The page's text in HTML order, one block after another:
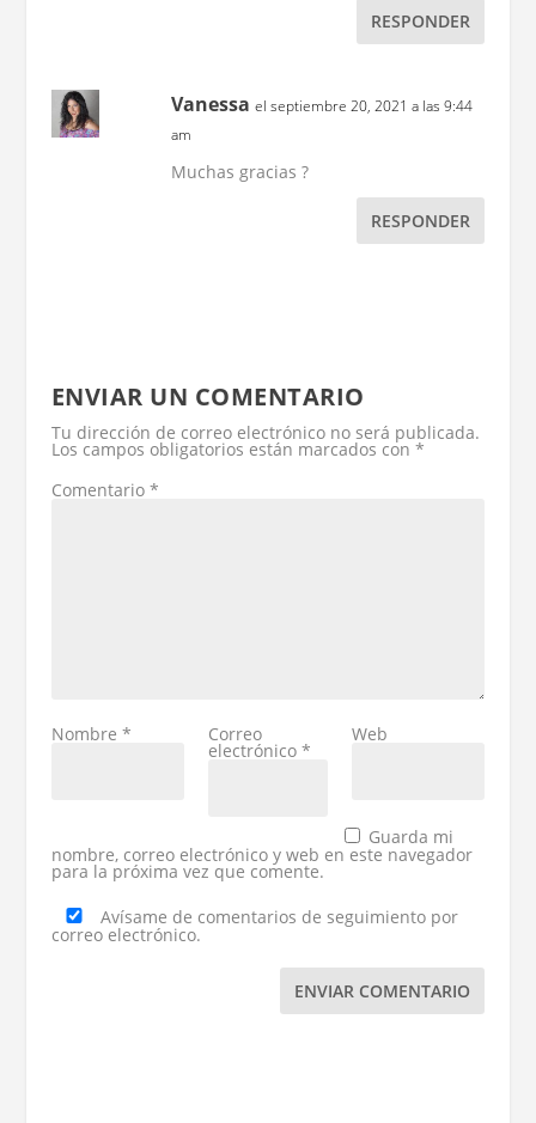
RESPONDER
Vanessa el septiembre 20, 2021 a las 9:44
am
Muchas gracias ?
RESPONDER
ENVIAR UN COMENTARIO
Tu dirección de correo electrónico no será publicada.
Los campos obligatorios están marcados con *
Comentario *
Nombre * Correo
electrónico *
Web
Guarda mi
nombre, correo electrónico y web en este navegador
para la próxima vez que comente.
Avísame de comentarios de seguimiento por
correo electrónico.
ENVIAR COMENTARIO